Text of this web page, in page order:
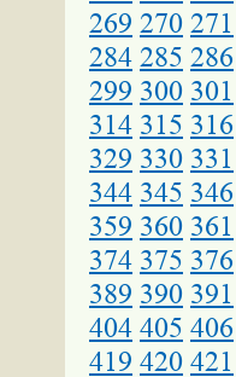
269 270 271
284 285 286
299 300 301
314 315 316
329 330 331
344 345 346
359 360 361
374 375 376
389 390 391
404 405 406
419 420 421